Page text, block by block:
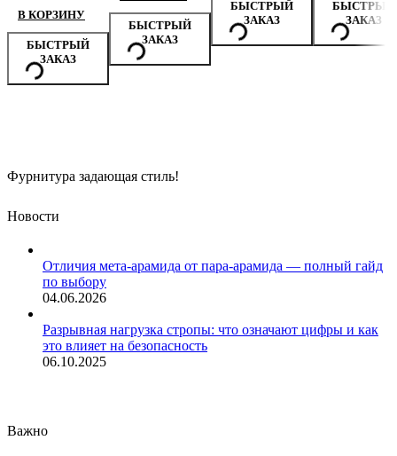
В КОРЗИНУ
БЫСТРЫЙ
ЗАКАЗ
БЫСТРЫЙ
ЗАКАЗ
БЫСТРЫЙ
ЗАКАЗ
БЫСТРЫЙ
ЗАКАЗ
Фурнитура задающая стиль!
Новости
Отличия мета-арамида от пара-арамида — полный гайд
по выбору
04.06.2026
Разрывная нагрузка стропы: что означают цифры и как
это влияет на безопасность
06.10.2025
Важно